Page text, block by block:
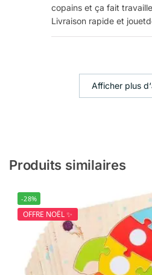
copains et ça fait
Livraison rapide et
Afficher plus
Produits similaires
-28%
OFFRE NOËL ✨